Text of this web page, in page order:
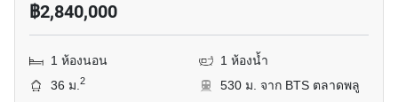
฿2,840,000
1 ห้องนอน
1 ห้องน้ำ
36 ม.2
530 ม. จาก BTS ตลาดพลู